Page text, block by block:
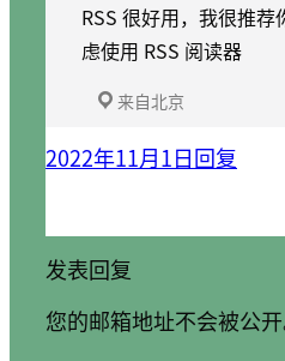
RSS 很好用，我很推
虑使用 RSS 阅读器
来自北京
2022年11月1日回复
发表回复
您的邮箱地址不会被公开